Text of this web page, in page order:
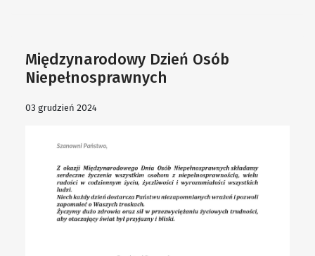
Międzynarodowy Dzień Osób
Niepełnosprawnych
03 grudzień 2024